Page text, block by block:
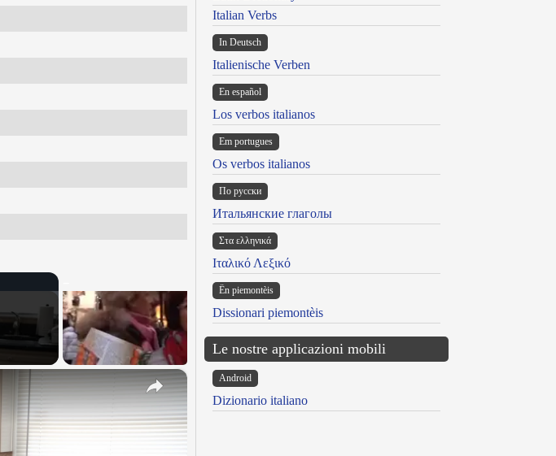
×
Italian Verbs
In Deutsch
Italienische Verben
En español
Los verbos italianos
Em portugues
Os verbos italianos
По русски
Итальянские глаголы
Στα ελληνικά
Ιταλικό Λεξικό
Ën piemontèis
Dissionari piemontèis
Le nostre applicazioni mobili
Android
Dizionario italiano